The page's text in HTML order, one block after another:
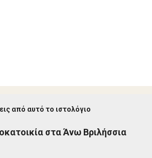
από αυτό το ιστολόγιο
στα Άνω Βριλήσσια